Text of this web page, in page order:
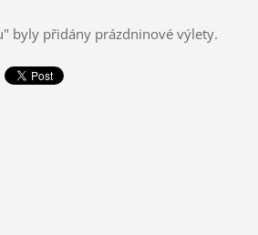
byly přidány prázdninové výlety.